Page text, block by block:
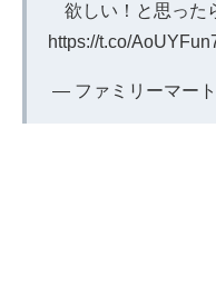
欲しい！と思った
https://t.co/
— ファミリーマー